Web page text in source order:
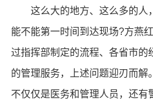
这么大的地方、这么多的人
能不能第一时间到达现场?方燕
过指挥部制定的流程、各省市的
的管理服务，上述问题迎刃而解
不仅仅是医务和管理人员，还有